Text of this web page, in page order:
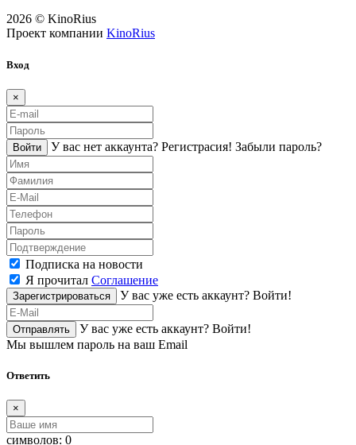
2026 © KinoRius
Проект компании KinoRius
Вход
×
Войти У вас нет аккаунта? Регистраcия! Забыли пароль?
Подписка на новости
Я прочитал Соглашение
Зарегистрироваться У вас уже есть аккаунт? Войти!
Отправлять У вас уже есть аккаунт? Войти!
Мы вышлем пароль на ваш Email
Ответить
×
символов: 0